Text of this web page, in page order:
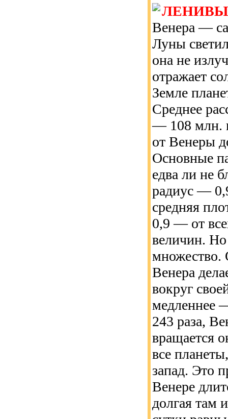
Венера —
Луны
она не
отражает
Земле
Среднее
— 108 млн.
от Венеры
Основные
едва ли не
радиус —
средняя
0,9 — от
величин. Но
множество.
Венера
вокруг
медленнее
243 раза,
вращается
все
запад. Это
Венере
долгая там